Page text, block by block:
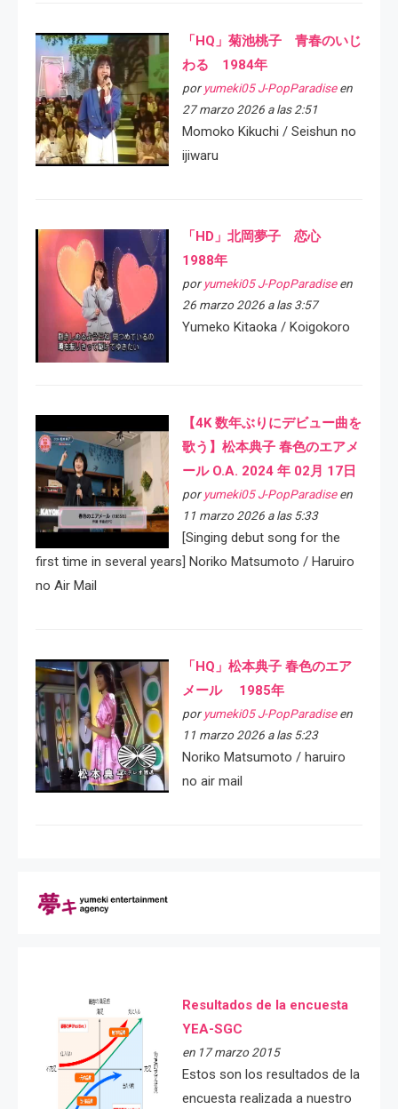
「HQ」菊池桃子 青春のいじ
わる 1984年
por yumeki05 J-PopParadiseen
27 marzo 2026 a las 2:51
Momoko Kikuchi / Seishun no
ijiwaru
「HD」北岡夢子 恋心
1988年
por yumeki05 J-PopParadiseen
26 marzo 2026 a las 3:57
Yumeko Kitaoka / Koigokoro
【4K 数年ぶりにデビュー曲を
歌う】松本典子 春色のエアメ
ール O.A. 2024 年 02月 17日
por yumeki05 J-PopParadiseen
11 marzo 2026 a las 5:33
[Singing debut song for the
first time in several years] Noriko Matsumoto / Haruiro
no Air Mail
「HQ」松本典子 春色のエア
メール 1985年
por yumeki05 J-PopParadiseen
11 marzo 2026 a las 5:23
Noriko Matsumoto / haruiro
no air mail
Resultados de la encuesta
YEA-SGC
en 17 marzo 2015
Estos son los resultados de la
encuesta realizada a nuestro